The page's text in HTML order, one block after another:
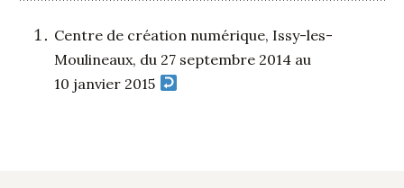
Centre de création numérique, Issy-les-
Moulineaux, du 27 septembre 2014 au
10 janvier 2015